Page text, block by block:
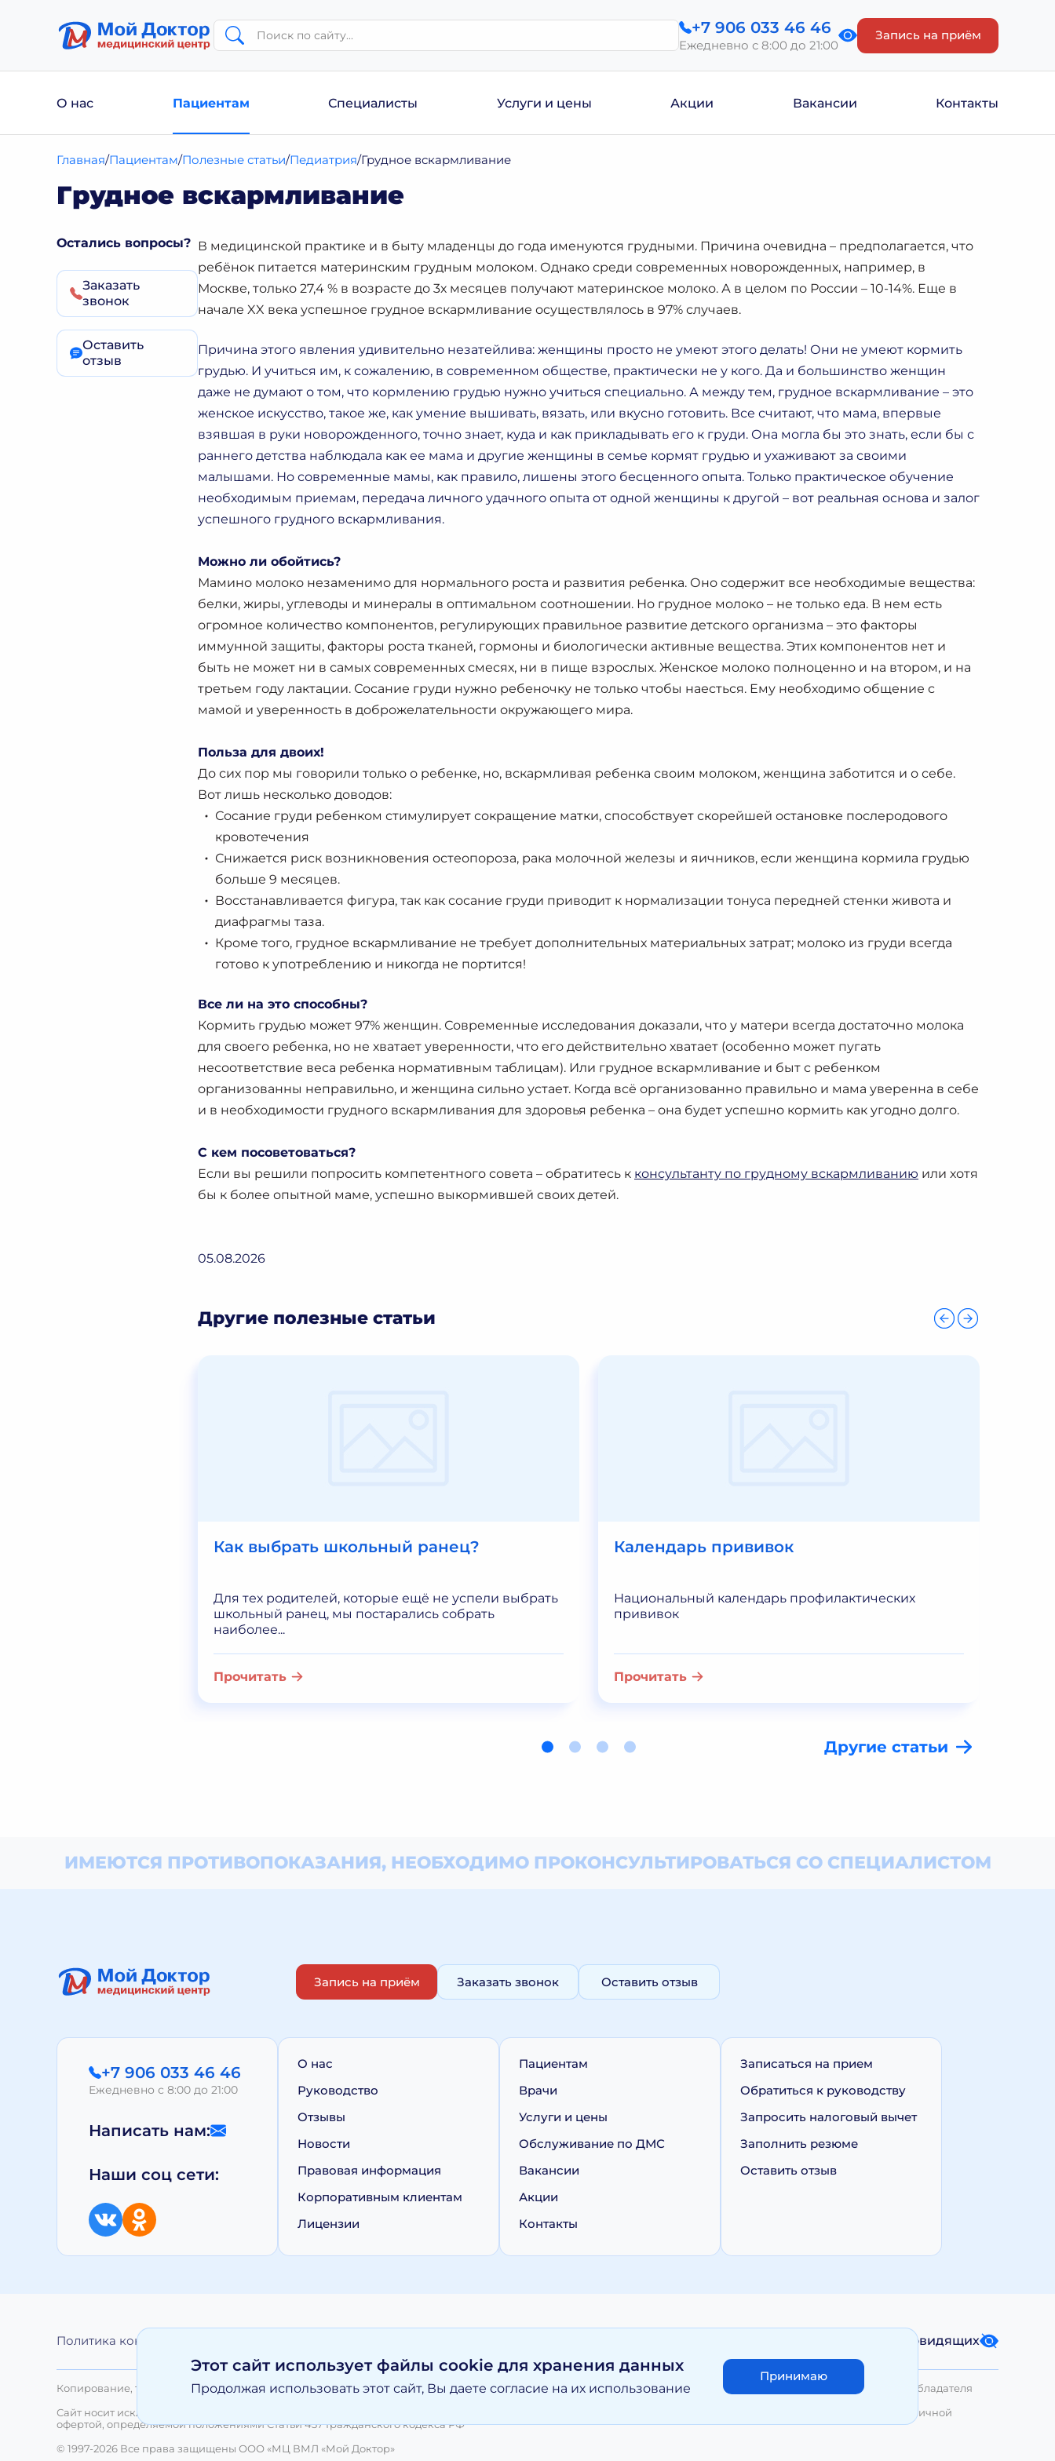
+7 906 033 46 46
Ежедневно с 8:00 до 21:00
Запись на приём
О нас Пациентам Специалисты Услуги и цены Акции Вакансии Контакты
Главная Пациентам Полезные статьи Педиатрия Грудное вскармливание
Грудное вскармливание
Остались вопросы?
Заказать
звонок
Оставить
отзыв
В медицинской практике и в быту младенцы до года именуются грудными. Причина очевидна – предполагается, что
ребёнок питается материнским грудным молоком. Однако среди современных новорожденных, например, в
Москве, только 27,4 % в возрасте до 3х месяцев получают материнское молоко. А в целом по России – 10-14%. Еще в
начале XX века успешное грудное вскармливание осуществлялось в 97% случаев.
Причина этого явления удивительно незатейлива: женщины просто не умеют этого делать! Они не умеют кормить
грудью. И учиться им, к сожалению, в современном обществе, практически не у кого. Да и большинство женщин
даже не думают о том, что кормлению грудью нужно учиться специально. А между тем, грудное вскармливание – это
женское искусство, такое же, как умение вышивать, вязать, или вкусно готовить. Все считают, что мама, впервые
взявшая в руки новорожденного, точно знает, куда и как прикладывать его к груди. Она могла бы это знать, если бы с
раннего детства наблюдала как ее мама и другие женщины в семье кормят грудью и ухаживают за своими
малышами. Но современные мамы, как правило, лишены этого бесценного опыта. Только практическое обучение
необходимым приемам, передача личного удачного опыта от одной женщины к другой – вот реальная основа и залог
успешного грудного вскармливания.
Можно ли обойтись?
Мамино молоко незаменимо для нормального роста и развития ребенка. Оно содержит все необходимые вещества:
белки, жиры, углеводы и минералы в оптимальном соотношении. Но грудное молоко – не только еда. В нем есть
огромное количество компонентов, регулирующих правильное развитие детского организма – это факторы
иммунной защиты, факторы роста тканей, гормоны и биологически активные вещества. Этих компонентов нет и
быть не может ни в самых современных смесях, ни в пище взрослых. Женское молоко полноценно и на втором, и на
третьем году лактации. Сосание груди нужно ребеночку не только чтобы наесться. Ему необходимо общение с
мамой и уверенность в доброжелательности окружающего мира.
Польза для двоих!
До сих пор мы говорили только о ребенке, но, вскармливая ребенка своим молоком, женщина заботится и о себе.
Вот лишь несколько доводов:
Сосание груди ребенком стимулирует сокращение матки, способствует скорейшей остановке послеродового
кровотечения
Снижается риск возникновения остеопороза, рака молочной железы и яичников, если женщина кормила грудью
больше 9 месяцев.
Восстанавливается фигура, так как сосание груди приводит к нормализации тонуса передней стенки живота и
диафрагмы таза.
Кроме того, грудное вскармливание не требует дополнительных материальных затрат; молоко из груди всегда
готово к употреблению и никогда не портится!
Все ли на это способны?
Кормить грудью может 97% женщин. Современные исследования доказали, что у матери всегда достаточно молока
для своего ребенка, но не хватает уверенности, что его действительно хватает (особенно может пугать
несоответствие веса ребенка нормативным таблицам). Или грудное вскармливание и быт с ребенком
организованны неправильно, и женщина сильно устает. Когда всё организованно правильно и мама уверенна в себе
и в необходимости грудного вскармливания для здоровья ребенка – она будет успешно кормить как угодно долго.
С кем посоветоваться?
Если вы решили попросить компетентного совета – обратитесь к консультанту по грудному вскармливанию или хотя
бы к более опытной маме, успешно выкормившей своих детей.
05.08.2026
Другие полезные статьи
Как выбрать школьный ранец?
Для тех родителей, которые ещё не успели выбрать
школьный ранец, мы постарались собрать
наиболее...
Прочитать
Календарь прививок
Национальный календарь профилактических
прививок
Прочитать
Другие статьи
ИМЕЮТСЯ ПРОТИВОПОКАЗАНИЯ, НЕОБХОДИМОПРОКОНСУЛЬТИРОВАТЬСЯ СО СПЕЦИАЛИСТОМ
Запись на приём Заказать звонок Оставить отзыв
+7 906 033 46 46
Ежедневно с 8:00 до 21:00
Написать нам:
Наши соц сети:
О нас
Руководство
Отзывы
Новости
Правовая информация
Корпоративным клиентам
Лицензии
Пациентам
Врачи
Услуги и цены
Обслуживание по ДМС
Вакансии
Акции
Контакты
Записаться на прием
Обратиться к руководству
Запросить налоговый вычет
Заполнить резюме
Оставить отзыв
Версия для слабовидящих
Политика конфиденциальности
Копирование, тиражирование, а равно иное использование материалов, размещенных на moy-doktor.org возможно только с письменного разрешения Правообладателя
Сайт носит исключительно информационный характер и ни при каких условиях информационные материалы и цены, размещенные на сайте, не являются публичной
офертой, определяемой положениями Статьи 437 Гражданского кодекса РФ
© 1997-2026 Все права защищены ООО «МЦ ВМЛ «Мой Доктор»
Этот сайт использует файлы cookie для хранения данных
Продолжая использовать этот сайт, Вы даете согласие на их использование
Принимаю